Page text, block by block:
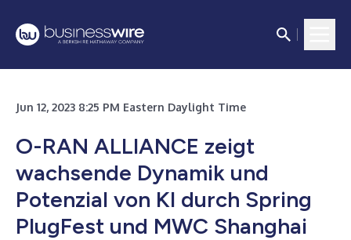
Jun 12, 2023 8:25 PM Eastern Daylight Time
O-RAN ALLIANCE zeigt
wachsende Dynamik und
Potenzial von KI durch Spring
PlugFest und MWC Shanghai